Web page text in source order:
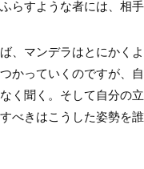
らすような者には、相
、マンデラはとにかく
かっていくのですが、
く聞く。そして自分の
べきはこうした姿勢を